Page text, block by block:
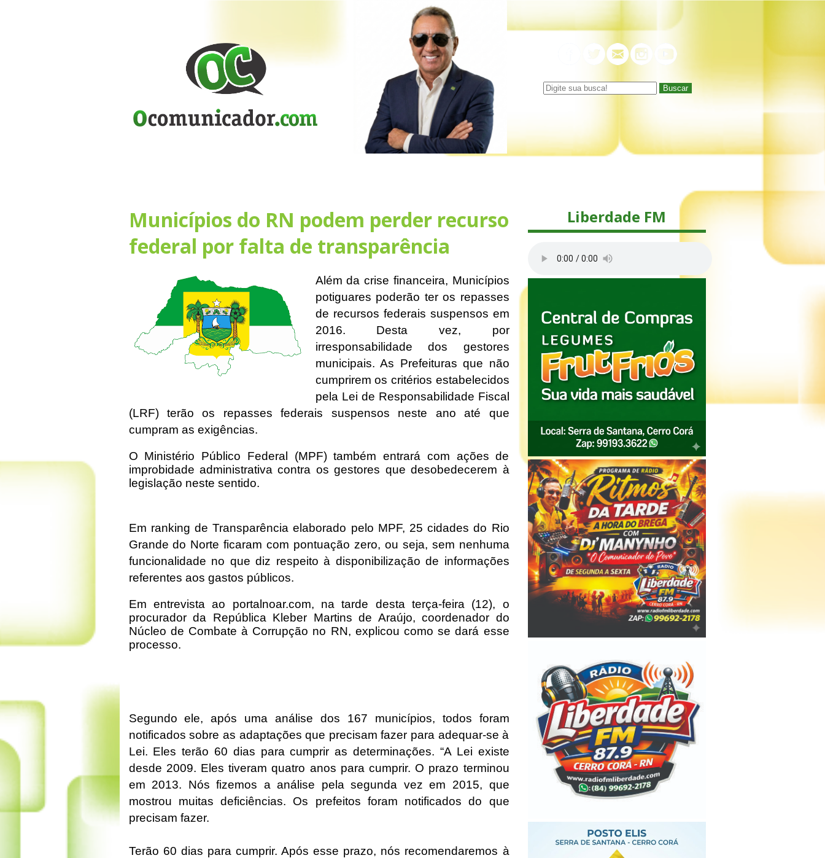
Buscar
Municípios do RN podem perder recurso
federal por falta de transparência
Além da crise financeira, Municípios
potiguares poderão ter os repasses
de recursos federais suspensos em
2016. Desta vez, por
irresponsabilidade dos gestores
municipais. As Prefeituras que não
cumprirem os critérios estabelecidos
pela Lei de Responsabilidade Fiscal
(LRF) terão os repasses federais suspensos neste ano até que
cumpram as exigências.
O Ministério Público Federal (MPF) também entrará com ações de
improbidade administrativa contra os gestores que desobedecerem à
legislação neste sentido.
Em ranking de Transparência elaborado pelo MPF, 25 cidades do Rio
Grande do Norte ficaram com pontuação zero, ou seja, sem nenhuma
funcionalidade no que diz respeito à disponibilização de informações
referentes aos gastos públicos.
Em entrevista ao portalnoar.com, na tarde desta terça-feira (12), o
procurador da República Kleber Martins de Araújo, coordenador do
Núcleo de Combate à Corrupção no RN, explicou como se dará esse
processo.
Segundo ele, após uma análise dos 167 municípios, todos foram
notificados sobre as adaptações que precisam fazer para adequar-se à
Lei. Eles terão 60 dias para cumprir as determinações. “A Lei existe
desde 2009. Eles tiveram quatro anos para cumprir. O prazo terminou
em 2013. Nós fizemos a análise pela segunda vez em 2015, que
mostrou muitas deficiências. Os prefeitos foram notificados do que
precisam fazer.
Terão 60 dias para cumprir. Após esse prazo, nós recomendaremos à
Liberdade FM